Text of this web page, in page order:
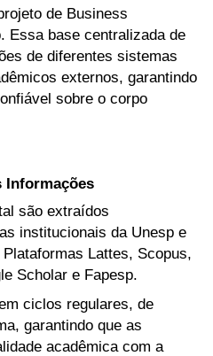
de Business
Essa base centralizada de
de diferentes sistemas
externos, garantindo
sobre o corpo
Informações
são extraídos
institucionais da Unesp e
Lattes, Scopus,
Scholar e Fapesp.
ciclos regulares, de
garantindo que as
acadêmica com a